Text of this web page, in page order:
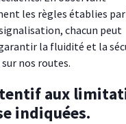
les règles établies
chacun peut
la fluidité et la
nos routes.
aux
indiquées.